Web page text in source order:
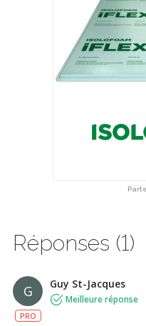
Réponses (1)
G
PRO
Guy St-Jacques
Meilleure réponse